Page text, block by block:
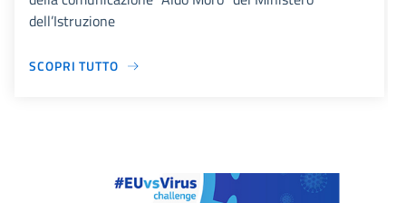
dell’Istruzione
SCOPRI TUTTO